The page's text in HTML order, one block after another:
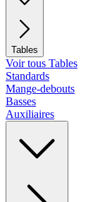
Tables
Voir tous Tables
Standards
Mange-debouts
Basses
Auxiliaires